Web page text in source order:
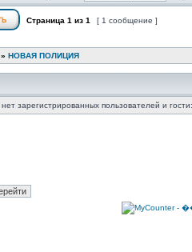
Страница 1 из 1 [ 1 сообщение ]
» НОВАЯ ПОЛИЦИЯ
зарегистрированных пользователей и